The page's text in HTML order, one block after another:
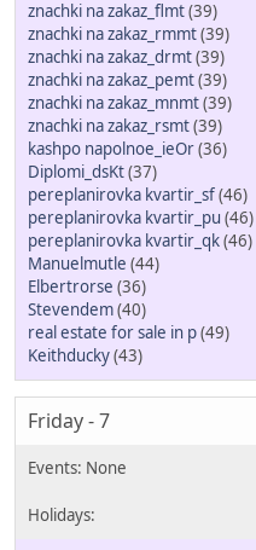
znachki na zakaz_flmt(39)
znachki na zakaz_rmmt(39)
znachki na zakaz_drmt(39)
znachki na zakaz_pemt(39)
znachki na zakaz_mnmt(39)
znachki na zakaz_rsmt(39)
kashpo napolnoe_ieOr(36)
Diplomi_dsKt(37)
pereplanirovka kvartir_sf(46)
pereplanirovka kvartir_pu (46)
pereplanirovka kvartir_qk(46)
Manuelmutle (44)
Elbertrorse (36)
Stevendem(40)
real estate for sale in p(49)
Keithducky(43)
Friday - 7